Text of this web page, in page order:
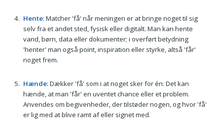
Hente: Matcher 'få' når meningen er at bringe noget til sig
selv fra et andet sted, fysisk eller digitalt. Man kan hente
vand, børn, data eller dokumenter; i overført betydning
'henter' man også point, inspiration eller styrke, altså 'får'
noget frem.
Hænde: Dækker 'få' som i at noget sker for én: Det kan
hænde, at man 'får' en uventet chance eller et problem.
Anvendes om begivenheder, der tilstøder nogen, og hvor 'få'
er lig med at blive ramt af eller signet med.